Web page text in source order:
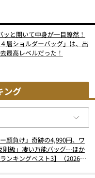
ッと開いて中身が一目瞭然！
層ショルダーバッグ」は、出
最高レベルだった！
ング
顔負け」奇跡の4,990円、ワ
則級」凄い万能バッグ…ほか
ンキングベスト3】（2026年